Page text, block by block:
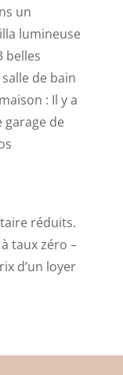
un
lumineuse
belles
de bain
: Il y a
de
réduits.
taux zéro –
d’un loyer